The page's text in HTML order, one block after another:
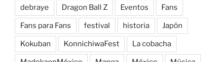
debraye Dragon Ball Z Eventos Fans
Fans para Fans festival historia Japón
Kokuban KonnichiwaFest La cobacha